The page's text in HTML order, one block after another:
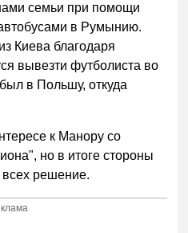
семьи при помощи
в Румынию.
Киева благодаря
вывезти футболиста во
в Польшу, откуда
к Манору со
но в итоге стороны
решение.